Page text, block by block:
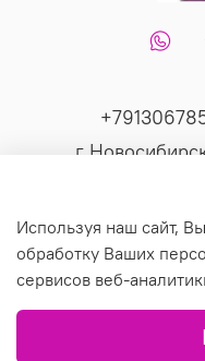
г
© 2019 Любое
Используя наш сайт,
обработку Ваших
сервисов веб-